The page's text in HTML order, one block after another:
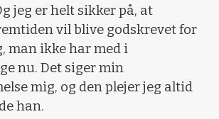
jeg er helt sikker på, at
vil blive godskrevet for
man ikke har med i
nu. Det siger min
mig, og den plejer jeg altid
han.